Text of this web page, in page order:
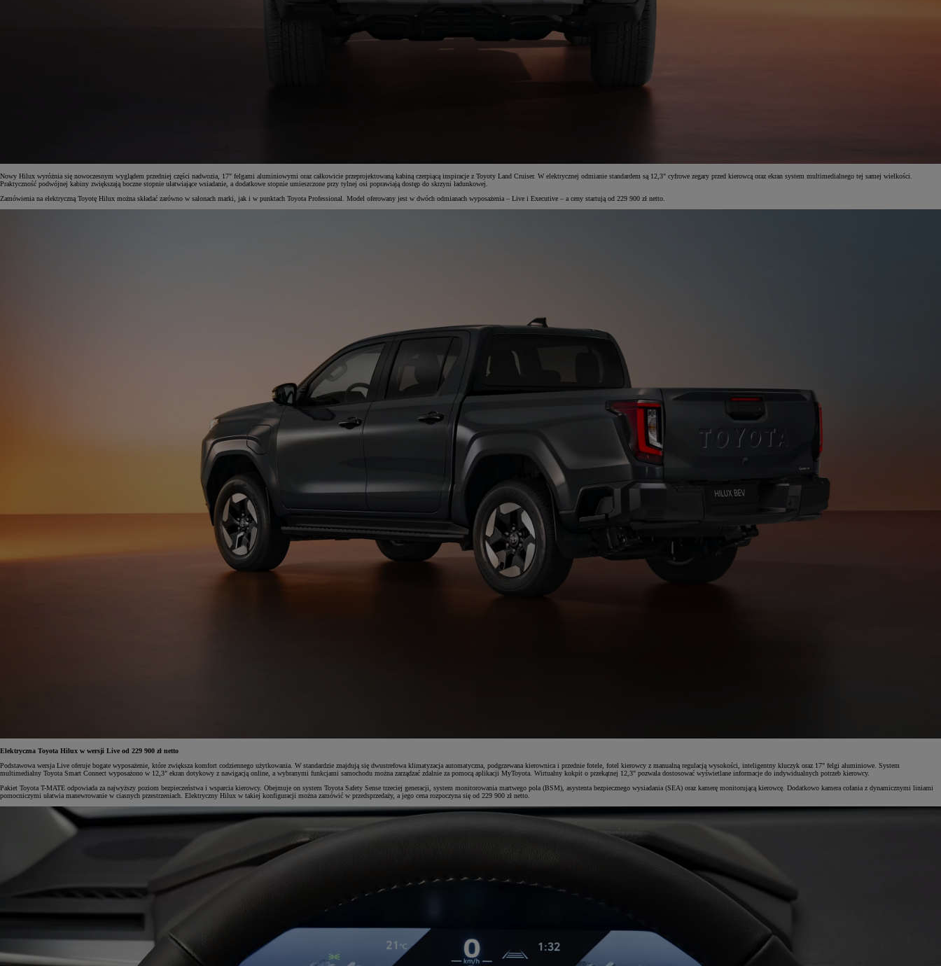
HYBRID
Nowy Hilux wyróżnia się nowoczesnym wyglądem przedniej części nadwozia, 17" felgami aluminiowymi oraz całkowicie przeprojektowaną kabiną czerpiącą inspiracje z Toyoty Land Cruiser. W elektrycznej odmianie standardem są 12,3" cyfrowe zegary przed kierowcą oraz ekran system multimedialnego tej samej wielkości.
Praktyczność podwójnej kabiny zwiększają boczne stopnie ułatwiające wsiadanie, a dodatkowe stopnie umieszczone przy tylnej osi poprawiają dostęp do skrzyni ładunkowej.
Zamówienia na elektryczną Toyotę Hilux można składać zarówno w salonach marki, jak i w punktach Toyota Professional. Model oferowany jest w dwóch odmianach wyposażenia – Live i Executive – a ceny startują od 229 900 zł netto.
Elektryczna Toyota Hilux w wersji Live od 229 900 zł netto
Podstawowa wersja Live oferuje bogate wyposażenie, które zwiększa komfort codziennego użytkowania. W standardzie znajdują się dwustrefowa klimatyzacja automatyczna, podgrzewana kierownica i przednie fotele, fotel kierowcy z manualną regulacją wysokości, inteligentny kluczyk oraz 17" felgi aluminiowe. System
multimedialny Toyota Smart Connect wyposażono w 12,3" ekran dotykowy z nawigacją online, a wybranymi funkcjami samochodu można zarządzać zdalnie za pomocą aplikacji MyToyota. Wirtualny kokpit o przekątnej 12,3" pozwala dostosować wyświetlane informacje do indywidualnych potrzeb kierowcy.
Pakiet Toyota T-MATE odpowiada za najwyższy poziom bezpieczeństwa i wsparcia kierowcy. Obejmuje on system Toyota Safety Sense trzeciej generacji, system monitorowania martwego pola (BSM), asystenta bezpiecznego wysiadania (SEA) oraz kamerę monitorującą kierowcę. Dodatkowo kamera cofania z dynamicznymi liniami
pomocniczymi ułatwia manewrowanie w ciasnych przestrzeniach. Elektryczny Hilux w takiej konfiguracji można zamówić w przedsprzedaży, a jego cena rozpoczyna się od 229 900 zł netto.